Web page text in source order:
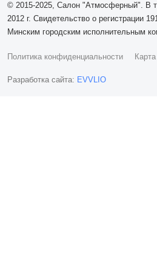
© 2015-2025, Салон "Атмосферный". В
2012 г. Свидетельство о регистрации
Минским городским исполнительным
Политика конфиденциальности
Разработка сайта: EVVLIO